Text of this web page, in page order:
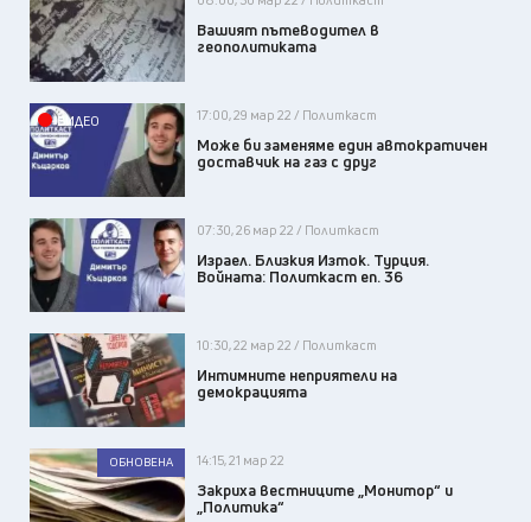
Вашият пътеводител в
геополитиката
ВИДЕО 17:00, 29 мар 22 / Политкаст
Може би заменяме един автократичен
доставчик на газ с друг
07:30, 26 мар 22 / Политкаст
Израел. Близкия Изток. Турция.
Войната: Политкаст еп. 36
10:30, 22 мар 22 / Политкаст
Интимните неприятели на
демокрацията
ОБНОВЕНА 14:15, 21 мар 22
Закриха вестниците „Монитор“ и
„Политика“